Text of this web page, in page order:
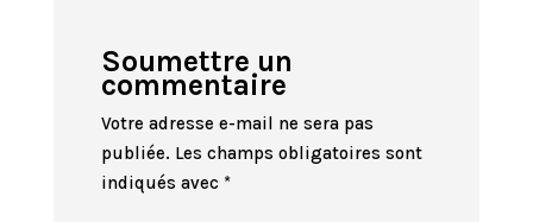
Soumettre un
commentaire
Votre adresse e-mail ne sera pas
publiée. Les champs obligatoires sont
indiqués avec *